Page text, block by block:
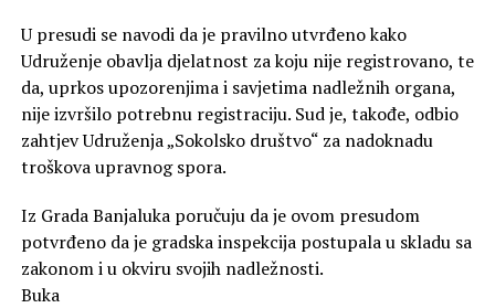
U presudi se navodi da je pravilno utvrđeno kako
Udruženje obavlja djelatnost za koju nije registrovano, te
da, uprkos upozorenjima i savjetima nadležnih organa,
nije izvršilo potrebnu registraciju. Sud je, takođe, odbio
zahtjev Udruženja „Sokolsko društvo“ za nadoknadu
troškova upravnog spora.
Iz Grada Banjaluka poručuju da je ovom presudom
potvrđeno da je gradska inspekcija postupala u skladu sa
zakonom i u okviru svojih nadležnosti.
Buka